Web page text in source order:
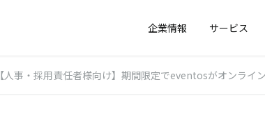
企業情報 サービス
【人事・採用責任者様向け】期間限定でeventosがオンライ